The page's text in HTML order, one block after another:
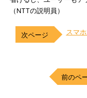
（NTTの説明員）
スマ
前のペ